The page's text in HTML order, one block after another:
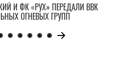
И ФК «РУХ» ПЕРЕДАЛИ ВВК
ОГНЕВЫХ ГРУПП